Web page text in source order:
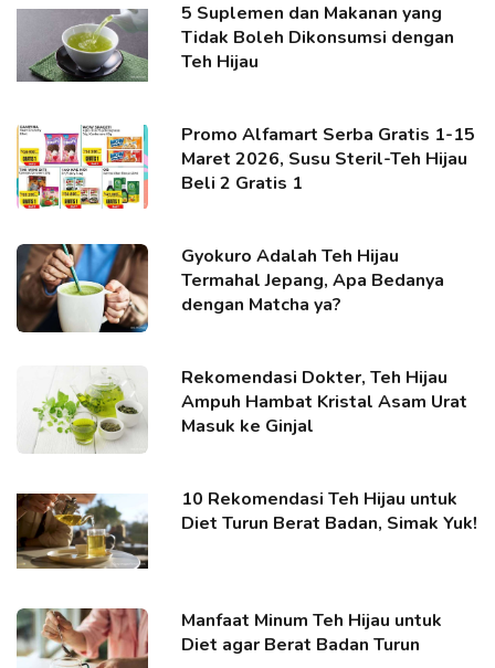
5 Suplemen dan Makanan yang
Tidak Boleh Dikonsumsi dengan
Teh Hijau
Promo Alfamart Serba Gratis 1-15
Maret 2026, Susu Steril-Teh Hijau
Beli 2 Gratis 1
Gyokuro Adalah Teh Hijau
Termahal Jepang, Apa Bedanya
dengan Matcha ya?
Rekomendasi Dokter, Teh Hijau
Ampuh Hambat Kristal Asam Urat
Masuk ke Ginjal
10 Rekomendasi Teh Hijau untuk
Diet Turun Berat Badan, Simak Yuk!
Manfaat Minum Teh Hijau untuk
Diet agar Berat Badan Turun